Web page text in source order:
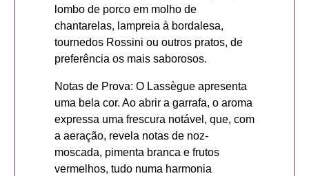
lombo de porco em molho de
chantarelas, lampreia à bordalesa,
tournedos Rossini ou outros pratos, de
preferência os mais saborosos.
Notas de Prova: O Lassègue apresenta
uma bela cor. Ao abrir a garrafa, o aroma
expressa uma frescura notável, que, com
a aeração, revela notas de noz-
moscada, pimenta branca e frutos
vermelhos, tudo numa harmonia